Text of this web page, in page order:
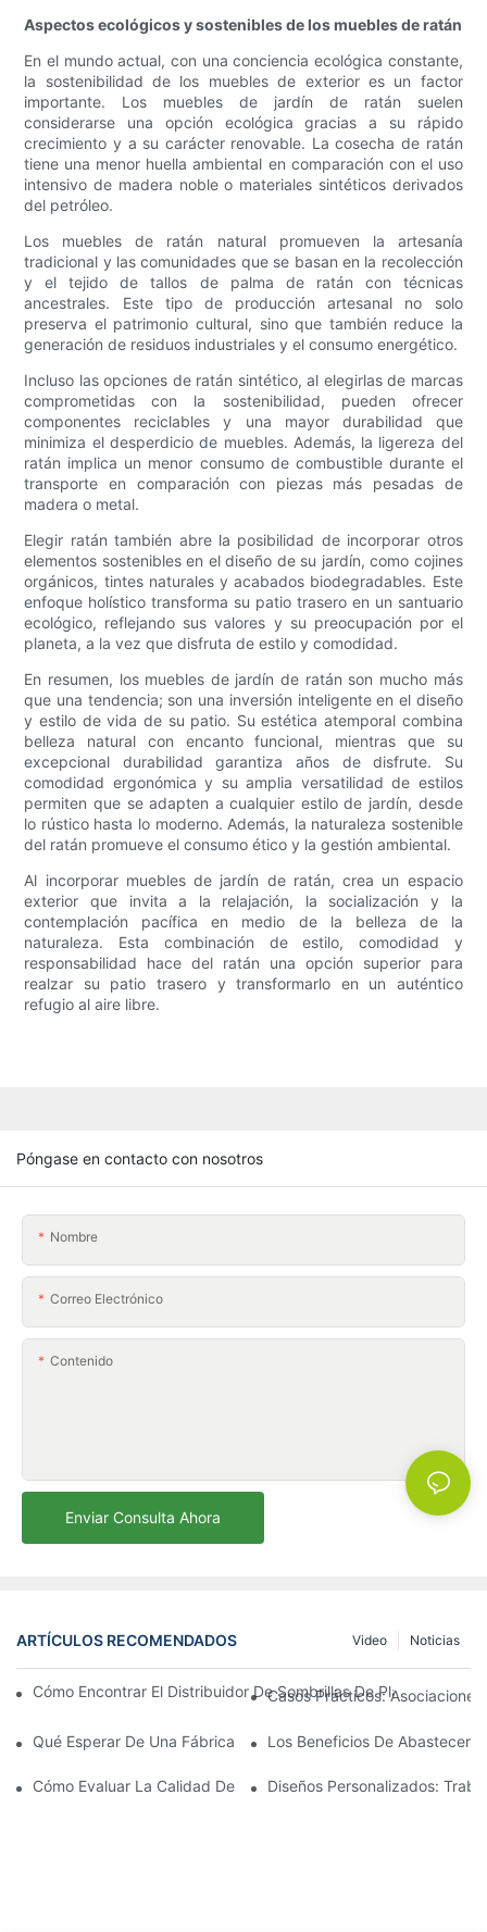
Aspectos ecológicos y sostenibles de los muebles de ratán
En el mundo actual, con una conciencia ecológica constante,
la sostenibilidad de los muebles de exterior es un factor
importante. Los muebles de jardín de ratán suelen
considerarse una opción ecológica gracias a su rápido
crecimiento y a su carácter renovable. La cosecha de ratán
tiene una menor huella ambiental en comparación con el uso
intensivo de madera noble o materiales sintéticos derivados
del petróleo.
Los muebles de ratán natural promueven la artesanía
tradicional y las comunidades que se basan en la recolección
y el tejido de tallos de palma de ratán con técnicas
ancestrales. Este tipo de producción artesanal no solo
preserva el patrimonio cultural, sino que también reduce la
generación de residuos industriales y el consumo energético.
Incluso las opciones de ratán sintético, al elegirlas de marcas
comprometidas con la sostenibilidad, pueden ofrecer
componentes reciclables y una mayor durabilidad que
minimiza el desperdicio de muebles. Además, la ligereza del
ratán implica un menor consumo de combustible durante el
transporte en comparación con piezas más pesadas de
madera o metal.
Elegir ratán también abre la posibilidad de incorporar otros
elementos sostenibles en el diseño de su jardín, como cojines
orgánicos, tintes naturales y acabados biodegradables. Este
enfoque holístico transforma su patio trasero en un santuario
ecológico, reflejando sus valores y su preocupación por el
planeta, a la vez que disfruta de estilo y comodidad.
En resumen, los muebles de jardín de ratán son mucho más
que una tendencia; son una inversión inteligente en el diseño
y estilo de vida de su patio. Su estética atemporal combina
belleza natural con encanto funcional, mientras que su
excepcional durabilidad garantiza años de disfrute. Su
comodidad ergonómica y su amplia versatilidad de estilos
permiten que se adapten a cualquier estilo de jardín, desde
lo rústico hasta lo moderno. Además, la naturaleza sostenible
del ratán promueve el consumo ético y la gestión ambiental.
Al incorporar muebles de jardín de ratán, crea un espacio
exterior que invita a la relajación, la socialización y la
contemplación pacífica en medio de la belleza de la
naturaleza. Esta combinación de estilo, comodidad y
responsabilidad hace del ratán una opción superior para
realzar su patio trasero y transformarlo en un auténtico
refugio al aire libre.
Póngase en contacto con nosotros
Nombre
Correo Electrónico
Contenido
Enviar Consulta Ahora
ARTÍCULOS RECOMENDADOS Noticias
Video
Cómo Encontrar El Distribuidor De Sombrillas De Playa
Casos Prácticos:
Qué Esperar De Una Fábrica Líder De Sillones Para Exteriores
Los Beneficios De
Cómo Evaluar La Calidad De Una Fábrica De Sillones De
Diseños Personalizados: